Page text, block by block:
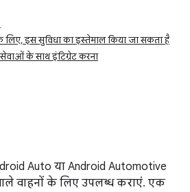
इस सुविधा का इस्तेमाल किया जा सकता है
के साथ इंटिग्रेट करना
Auto या Android Automotive
वाहनों के लिए उपलब्ध कराएं. एक